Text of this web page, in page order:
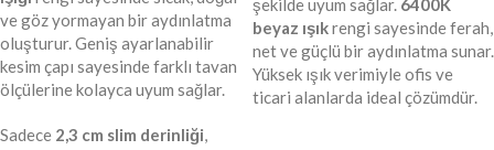
ve göz yormayan bir aydınlatma
oluşturur. Geniş ayarlanabilir
kesim çapı sayesinde farklı tavan
ölçülerine kolayca uyum sağlar.
Sadece 2,3 cm slim derinliği,
şekilde uyum sağlar. 6400K
beyaz ışıkrengi sayesinde ferah,
net ve güçlü bir aydınlatma sunar.
Yüksek ışık verimiyle ofis ve
ticari alanlarda ideal çözümdür.